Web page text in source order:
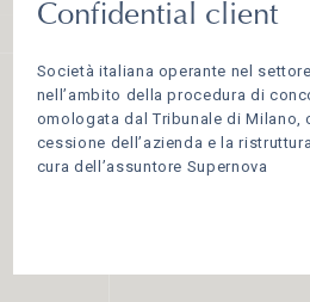
Confidential client
Società italiana operante nel
nell’ambito della procedura di
omologata dal Tribunale di Milano,
cessione dell’azienda e la
cura dell’assuntore Supernova